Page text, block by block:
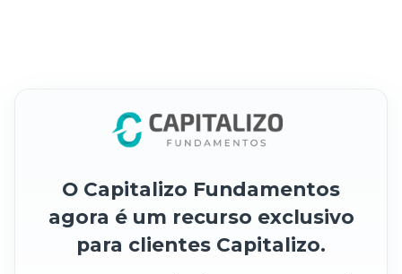
O Capitalizo Fundamentos
agora é um recurso exclusivo
para clientes Capitalizo.